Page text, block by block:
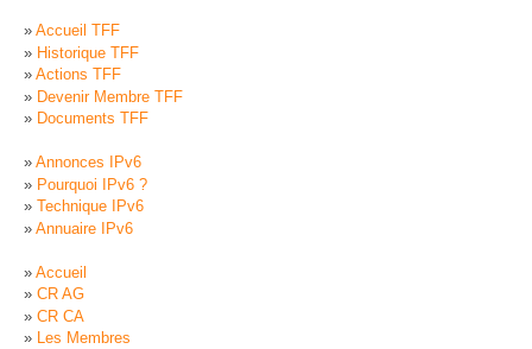
Accueil TFF
Historique TFF
Actions TFF
Devenir Membre TFF
Documents TFF
Annonces IPv6
Pourquoi IPv6 ?
Technique IPv6
Annuaire IPv6
Accueil
CR AG
CR CA
Les Membres